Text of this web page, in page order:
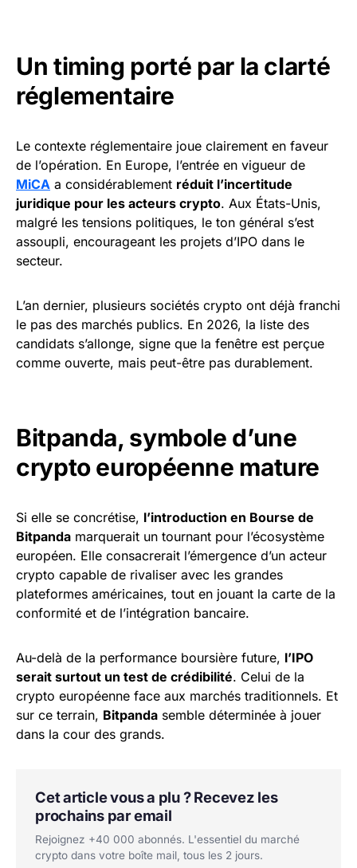
Un timing porté par la clarté
réglementaire
Le contexte réglementaire joue clairement en faveur
de l’opération. En Europe, l’entrée en vigueur de
MiCA a considérablement réduit l’incertitude
juridique pour les acteurs crypto. Aux États-Unis,
malgré les tensions politiques, le ton général s’est
assoupli, encourageant les projets d’IPO dans le
secteur.
L’an dernier, plusieurs sociétés crypto ont déjà franchi
le pas des marchés publics. En 2026, la liste des
candidats s’allonge, signe que la fenêtre est perçue
comme ouverte, mais peut-être pas durablement.
Bitpanda, symbole d’une
crypto européenne mature
Si elle se concrétise, l’introduction en Bourse de
Bitpanda marquerait un tournant pour l’écosystème
européen. Elle consacrerait l’émergence d’un acteur
crypto capable de rivaliser avec les grandes
plateformes américaines, tout en jouant la carte de la
conformité et de l’intégration bancaire.
Au-delà de la performance boursière future, l’IPO
serait surtout un test de crédibilité. Celui de la
crypto européenne face aux marchés traditionnels. Et
sur ce terrain, Bitpanda semble déterminée à jouer
dans la cour des grands.
Cet article vous a plu ? Recevez les
prochains par email
Rejoignez +40 000 abonnés. L'essentiel du marché
crypto dans votre boîte mail, tous les 2 jours.